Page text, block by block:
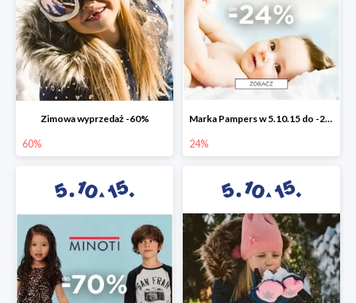
Zimowa wyprzedaż -60%
60%
Marka Pampers w 5.10.15 do -24%
24%